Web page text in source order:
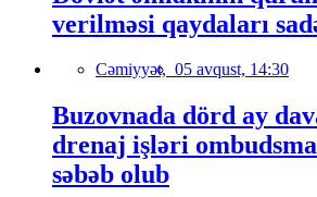
verilməsi qaydaları
Cəmiyyət, 05 avqust, 14:30
Buzovnada dörd ay
drenaj işləri
səbəb olub